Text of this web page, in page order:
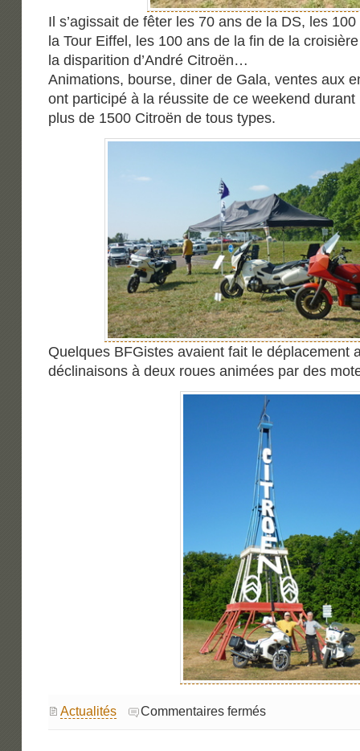
Il s’agissait de fêter les 70 ans de la DS, les
la Tour Eiffel, les 100 ans de la fin de la
la disparition d’André Citroën…
Animations, bourse, diner de Gala, ventes aux
ont participé à la réussite de ce weekend
plus de 1500 Citroën de tous types.
Quelques BFGistes avaient fait le déplacement
déclinaisons à deux roues animées par des
Actualités Commentaires ferméssur
Citrodays